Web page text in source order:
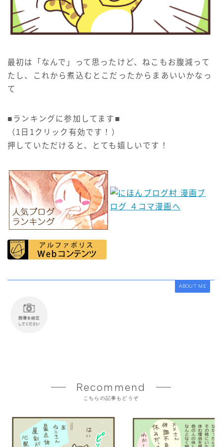
最初は「なんで」って思ったけど、ねこもお腹減って
たし、これから煮込むとこだったからまあいいかなっ
て
■ランキングに参加してます■
（1日1クリック有効です！）
押していただけると、とても嬉しいです！
ABOUT ME
Recommend
こちらの記事もどうぞ